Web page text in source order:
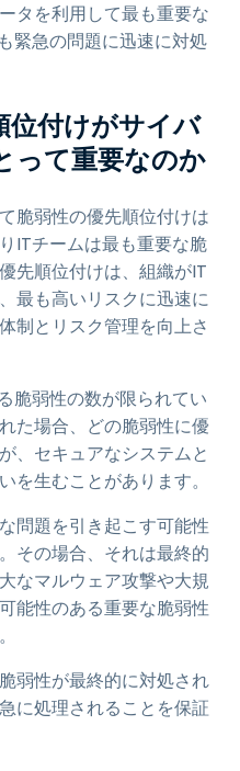
タを利用して最も重要な
緊急の問題に迅速に対処
位付けがサイバ
って重要なのか
脆弱性の優先順位付けは
ITチームは最も重要な脆
先順位付けは、組織がIT
最も高いリスクに迅速に
制とリスク管理を向上さ
脆弱性の数が限られてい
た場合、どの脆弱性に優
、セキュアなシステムと
を生むことがあります。
問題を引き起こす可能性
その場合、それは最終的
なマルウェア攻撃や大規
能性のある重要な脆弱性
弱性が最終的に対処され
に処理されることを保証